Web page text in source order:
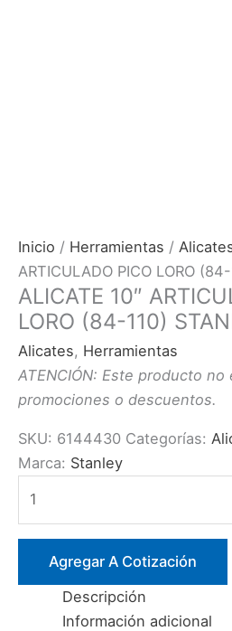
Inicio / Herramientas /
ARTICULADO PICO LORO
ALICATE 10″
LORO (84-110)
Alicates, Herramientas
ATENCIÓN: Este producto
promociones o descuentos.
SKU: 6144430 Categorías:
Marca: Stanley
10″
ARTICULADO
PICO
LORO
Agregar A Cotización
Descripción
Información adicional